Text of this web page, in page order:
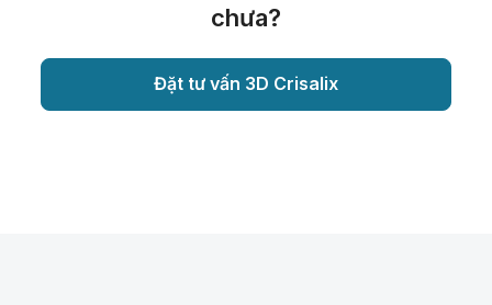
chưa?
Đặt tư vấn 3D Crisalix